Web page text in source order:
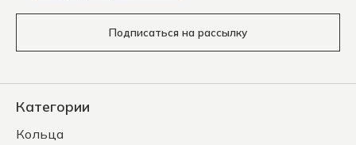
Подписаться на рассылку
Категории
Кольца